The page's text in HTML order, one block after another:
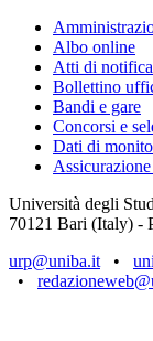
Albo online
Atti di notifica
Bollettino
Bandi e gare
Concorsi e
Dati di
Università degli
70121 Bari (Italy) -
urp@uniba.it •
•